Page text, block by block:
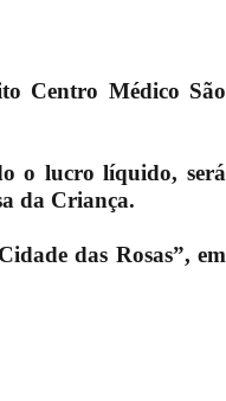
Centro Médico São
o lucro líquido, será
da Criança.
das Rosas”, em